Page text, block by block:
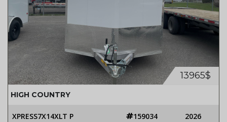
13965$
HIGH COUNTRY
XPRESS7X14XLT P 159034 2026